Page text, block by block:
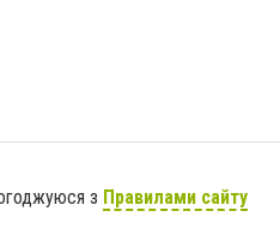
з Правилами сайту